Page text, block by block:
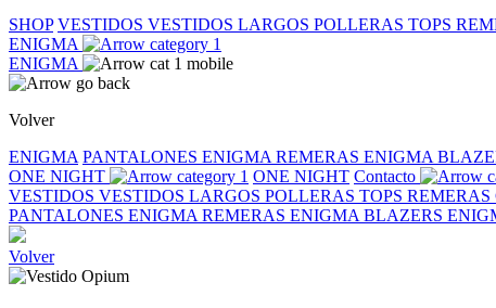
SHOP VESTIDOS VESTIDOS LARGOS POLLERAS TOPS
ENIGMA
ENIGMA
Volver
ENIGMA PANTALONES ENIGMA REMERAS ENIGMA
ONE NIGHT
ONE NIGHT Contacto
VESTIDOS VESTIDOS LARGOS POLLERAS TOPS REMERAS
PANTALONES ENIGMA REMERAS ENIGMA BLAZERS
Volver